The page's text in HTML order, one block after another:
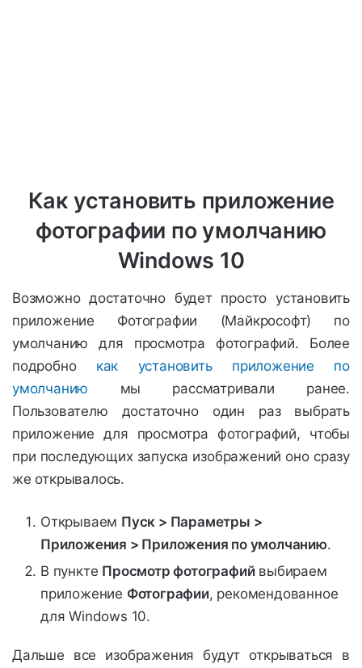
Как установить приложение
фотографии по умолчанию
Windows 10
Возможно достаточно будет просто установить
приложение Фотографии (Майкрософт) по
умолчанию для просмотра фотографий. Более
подробно как установить приложение по
умолчанию мы рассматривали ранее.
Пользователю достаточно один раз выбрать
приложение для просмотра фотографий, чтобы
при последующих запуска изображений оно сразу
же открывалось.
Открываем Пуск > Параметры >
Приложения > Приложения по умолчанию.
В пункте Просмотр фотографийвыбираем
приложение Фотографии, рекомендованное
для Windows 10.
Дальше все изображения будут открываться в